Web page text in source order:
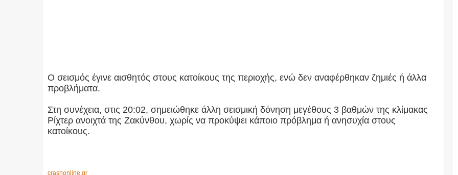
Ο σεισμός έγινε αισθητός στους κατοίκους της περιοχής, ενώ δεν αναφέρθηκαν ζημιές ή άλλα
προβλήματα.
Στη συνέχεια, στις 20:02, σημειώθηκε άλλη σεισμική δόνηση μεγέθους 3 βαθμών της κλίμακας
Ρίχτερ ανοιχτά της Ζακύνθου, χωρίς να προκύψει κάποιο πρόβλημα ή ανησυχία στους
κατοίκους.
crashonline.gr